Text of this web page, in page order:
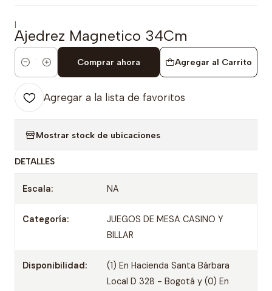
|
Ajedrez Magnetico 34Cm
Cantidad
Agregar al Carrito
Comprar ahora
Agregar a la lista de favoritos
Mostrar stock de ubicaciones
DETALLES
Escala: NA
Categoría:
JUEGOS DE MESA CASINO Y
BILLAR
Disponibilidad:
(1) En Hacienda Santa Bárbara
Local D 328 - Bogotá y (0) En